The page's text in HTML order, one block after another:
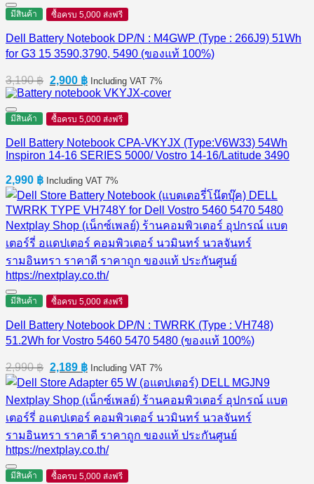
มีสินค้า ซื้อครบ 5,000 ส่งฟรี
Dell Battery Notebook DP/N : M4GWP (Type : 266J9) 51Wh
for G3 15 3590,3790, 5490 (ของแท้ 100%)
3,190฿ Original
price
3,190 ฿.
2,900 ฿Current
price
2,900 ฿.
Including VAT 7%
มีสินค้า ซื้อครบ 5,000 ส่งฟรี
Dell Battery Notebook CPA-VKYJX (Type:V6W33) 54Wh
Inspiron 14-16 SERIES 5000/ Vostro 14-16/Latitude 3490
2,990 ฿ Including VAT 7%
มีสินค้า ซื้อครบ 5,000 ส่งฟรี
Dell Battery Notebook DP/N : TWRRK (Type : VH748)
51.2Wh for Vostro 5460 5470 5480 (ของแท้ 100%)
2,990฿ Original
price
was:
2,990 ฿.
2,189 ฿Current
price
is:
2,189 ฿.
Including VAT 7%
มีสินค้า ซื้อครบ 5,000 ส่งฟรี